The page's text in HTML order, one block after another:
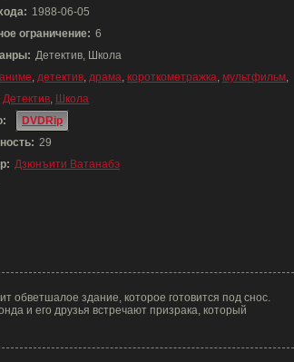
1988-06-05
ограничение: 6
Детектив, Школа
аниме, детектив, драма, короткометражка, мультфильм,
Детектив, Школа
DVDRip
29
Дзюнъити Ватанабэ
обветшалое здание, которое готовится под снос.
и его друзья встречают призрака, который